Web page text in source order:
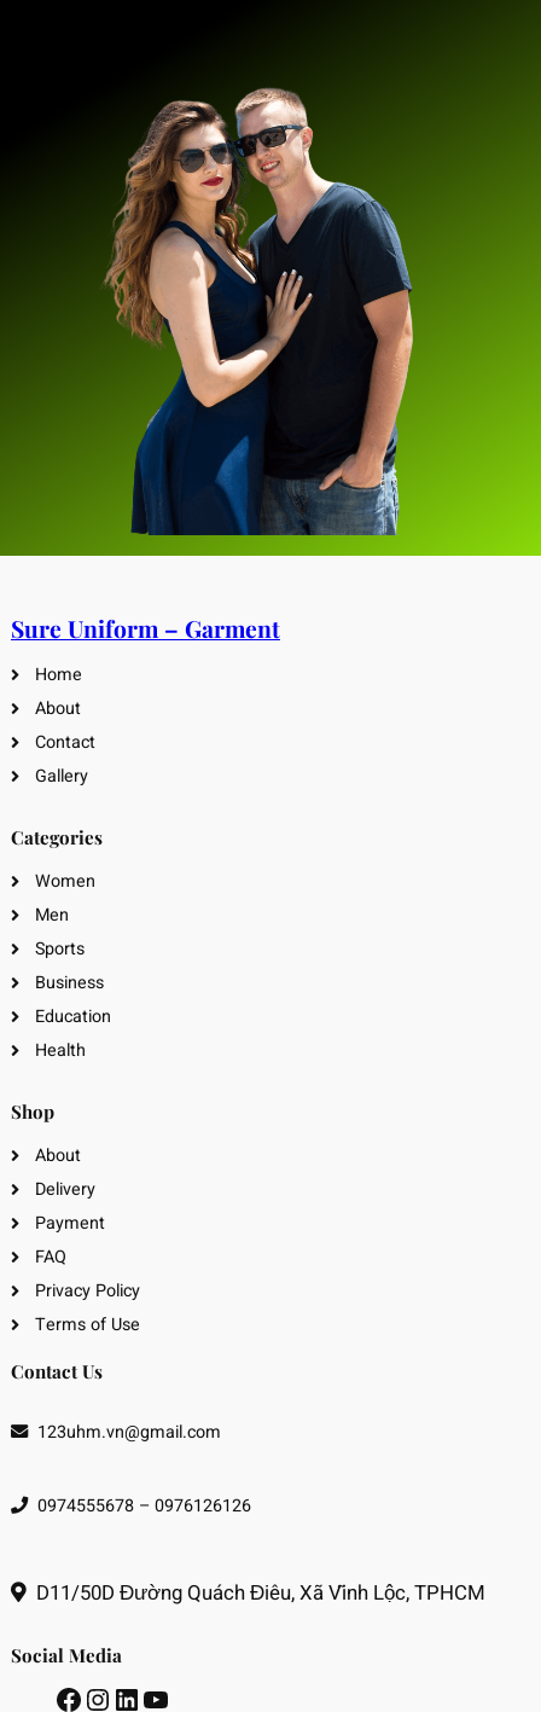
Sure Uniform – Garment
Home
About
Contact
Gallery
Categories
Women
Men
Sports
Business
Education
Health
Shop
About
Delivery
Payment
FAQ
Privacy Policy
Terms of Use
Contact Us
123uhm.vn@gmail.com
0974555678 – 0976126126
D11/50D Đường Quách Điêu, Xã Vĩnh Lộc, TPHCM
Social Media
Facebook Instagram LinkedIn Youtube